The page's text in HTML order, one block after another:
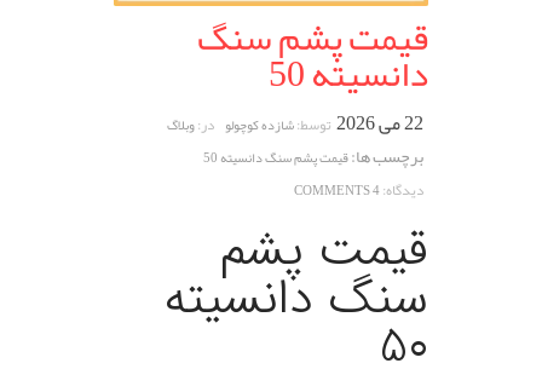
قیمت پشم سنگ
دانسیته 50
22 می 2026 توسط:شازده کوچولو در:وبلاگ
برچسب ها:قیمت پشم سنگ دانسیته 50
دیدگاه:4 COMMENTS
قیمت پشم
سنگ دانسیته
50